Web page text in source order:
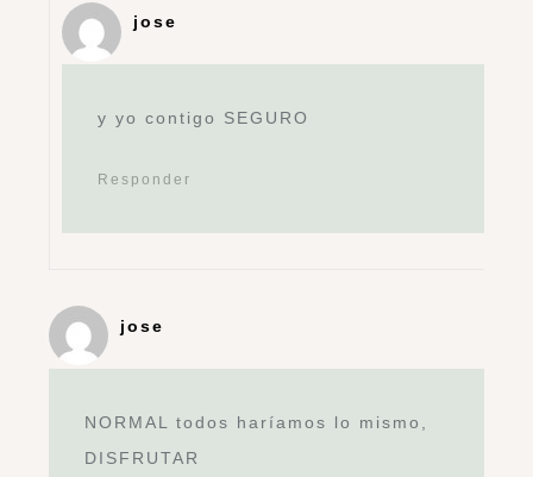
jose
y yo contigo SEGURO
Responder
jose
NORMAL todos haríamos lo mismo,
DISFRUTAR